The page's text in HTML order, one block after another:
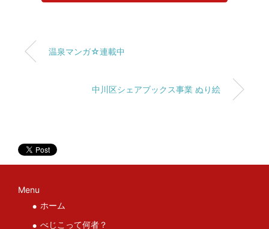
温泉マンガ☆連載中
中川区シェアブックス事業 ぬり絵
Menu
ホーム
べじこって何者？